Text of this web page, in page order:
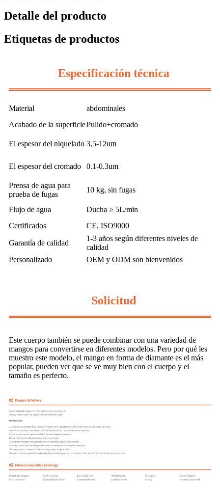
Detalle del producto
Etiquetas de productos
Especificación técnica
Material
abdominales
Acabado de la superficiePulido+cromado
El espesor del niquelado 3,5-12um
El espesor del cromado 0.1-0.3um
Prensa de agua para
prueba de fugas
10 kg, sin fugas
Flujo de agua
Ducha ≥ 5L/min
Certificados
CE, ISO9000
Garantía de calidad
1-3 años según diferentes niveles de
calidad
Personalizado
OEM y ODM son bienvenidos
Solicitud
Este cuerpo también se puede combinar con una variedad de
mangos para convertirse en diferentes modelos. Pero por qué les
muestro este modelo, el mango en forma de diamante es el más
popular, pueden ver que se ve muy bien con el cuerpo y el
tamaño es perfecto.